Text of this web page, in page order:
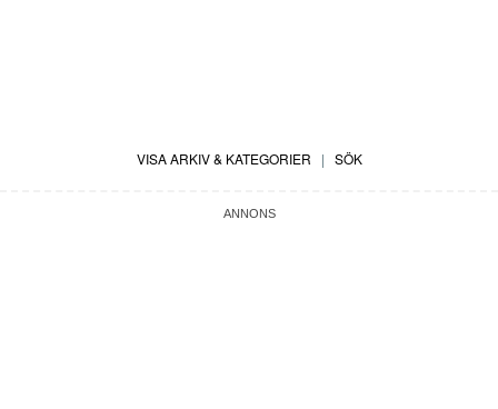
VISA ARKIV & KATEGORIER | SÖK